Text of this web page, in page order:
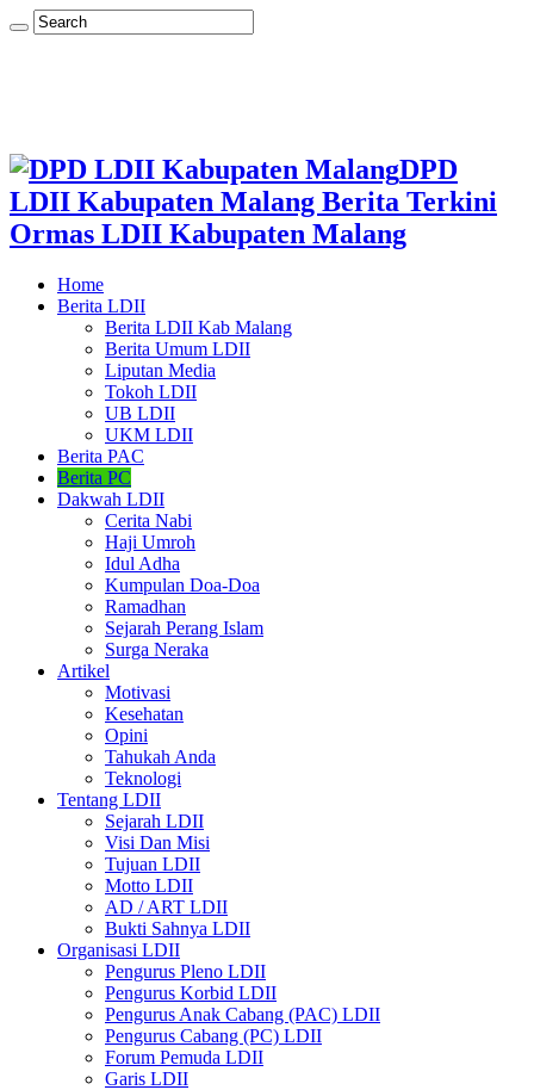
DPD
LDII Kabupaten Malang Berita Terkini
Ormas LDII Kabupaten Malang
Home
Berita LDII
Berita LDII Kab Malang
Berita Umum LDII
Liputan Media
Tokoh LDII
UB LDII
UKM LDII
Berita PAC
Berita PC
Dakwah LDII
Cerita Nabi
Haji Umroh
Idul Adha
Kumpulan Doa-Doa
Ramadhan
Sejarah Perang Islam
Surga Neraka
Artikel
Motivasi
Kesehatan
Opini
Tahukah Anda
Teknologi
Tentang LDII
Sejarah LDII
Visi Dan Misi
Tujuan LDII
Motto LDII
AD / ART LDII
Bukti Sahnya LDII
Organisasi LDII
Pengurus Pleno LDII
Pengurus Korbid LDII
Pengurus Anak Cabang (PAC) LDII
Pengurus Cabang (PC) LDII
Forum Pemuda LDII
Garis LDII